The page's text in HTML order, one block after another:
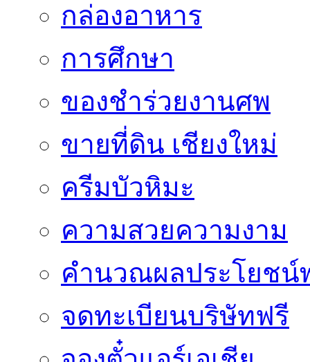
กล่องอาหาร
การศึกษา
ของชำร่วยงานศพ
ขายที่ดิน เชียงใหม่
ครีมบัวหิมะ
ความสวยความงาม
คำนวณผลประโยชน์
จดทะเบียนบริษัทฟรี